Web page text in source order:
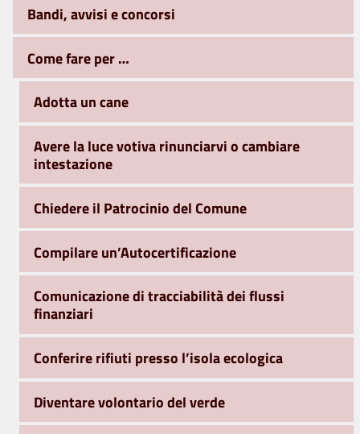
Bandi, avvisi e concorsi
Come fare per …
Adotta un cane
Avere la luce votiva rinunciarvi o cambiare
intestazione
Chiedere il Patrocinio del Comune
Compilare un’Autocertificazione
Comunicazione di tracciabilità dei flussi
finanziari
Conferire rifiuti presso l’isola ecologica
Diventare volontario del verde